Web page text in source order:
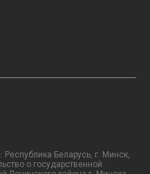
Беларусь, г. Минск,
о государственной